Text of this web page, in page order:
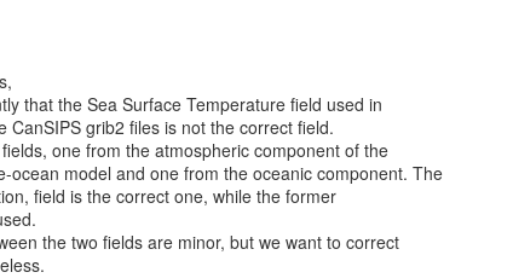
that the Sea Surface Temperature field used in
CanSIPS grib2 files is not the correct field.
one from the atmospheric component of the
ocean model and one from the oceanic component. The
field is the correct one, while the former
the two fields are minor, but we want to correct